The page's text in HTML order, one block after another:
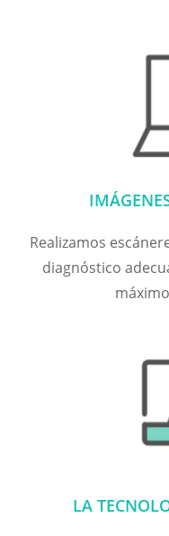
Realizamos
diagnóstico
LA